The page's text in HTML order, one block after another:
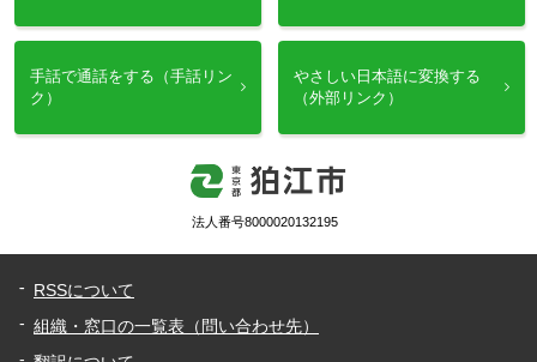
手話で通話をする（手話リン
ク）
やさしい日本語に変換する
（外部リンク）
法人番号8000020132195
RSSについて
組織・窓口の一覧表（問い合わせ先）